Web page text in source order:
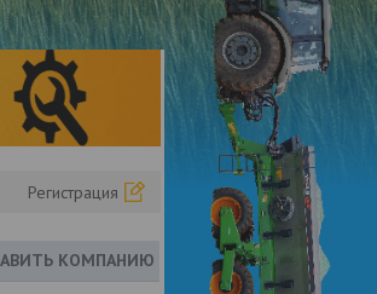
Регистрация
КОМПАНИЮ